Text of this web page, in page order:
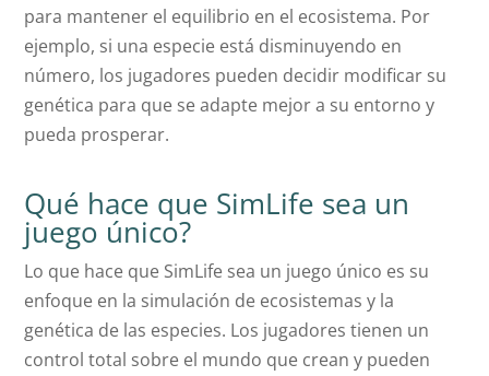
para mantener el equilibrio en el ecosistema. Por
ejemplo, si una especie está disminuyendo en
número, los jugadores pueden decidir modificar su
genética para que se adapte mejor a su entorno y
pueda prosperar.
Qué hace que SimLife sea un
juego único?
Lo que hace que SimLife sea un juego único es su
enfoque en la simulación de ecosistemas y la
genética de las especies. Los jugadores tienen un
control total sobre el mundo que crean y pueden